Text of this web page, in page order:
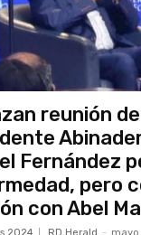
reunión
Fernández
pero
con Abel